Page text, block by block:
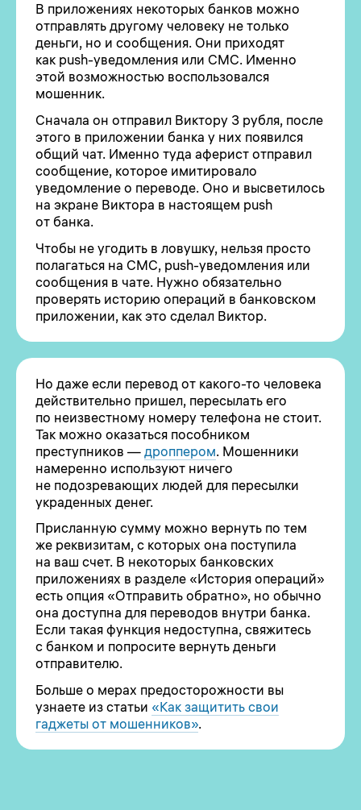
В приложениях некоторых банков можно
отправлять другому человеку не только
деньги, но и сообщения. Они приходят
как push-уведомления или СМС. Именно
этой возможностью воспользовался
мошенник.
Сначала он отправил Виктору 3 рубля, после
этого в приложении банка у них появился
общий чат. Именно туда аферист отправил
сообщение, которое имитировало
уведомление о переводе. Оно и высветилось
на экране Виктора в настоящем push
от банка.
Чтобы не угодить в ловушку, нельзя просто
полагаться на СМС, push-уведомления или
сообщения в чате. Нужно обязательно
проверять историю операций в банковском
приложении, как это сделал Виктор.
Но даже если перевод от какого-то человека
действительно пришел, пересылать его
по неизвестному номеру телефона не стоит.
Так можно оказаться пособником
преступников — дроппером. Мошенники
намеренно используют ничего
не подозревающих людей для пересылки
украденных денег.
Присланную сумму можно вернуть по тем
же реквизитам, с которых она поступила
на ваш счет. В некоторых банковских
приложениях в разделе «История операций»
есть опция «Отправить обратно», но обычно
она доступна для переводов внутри банка.
Если такая функция недоступна, свяжитесь
с банком и попросите вернуть деньги
отправителю.
Больше о мерах предосторожности вы
узнаете из статьи «Как защитить свои
гаджеты от мошенников».